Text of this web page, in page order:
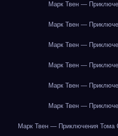
Марк Твен —
Марк Твен —
Марк Твен —
Марк Твен —
Марк Твен —
Марк Твен —
Марк Твен — Приключения Тома